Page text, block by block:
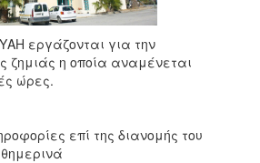
εργάζονται για την
ζημιάς η οποία αναμένεται
ώρες.
επί της διανομής του